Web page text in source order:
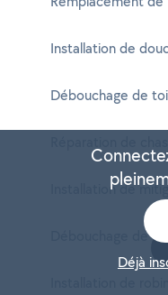
Installation de
Débouchage de
Installation de
Débouchage de
Déjà